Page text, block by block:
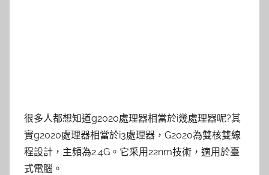
很多人都想知道g2020處理器相當於i幾處理器呢?其
實g2020處理器相當於i3處理器，G2020為雙核雙線
程設計，主頻為2.4G。它采用22nm技術，適用於臺
式電腦。